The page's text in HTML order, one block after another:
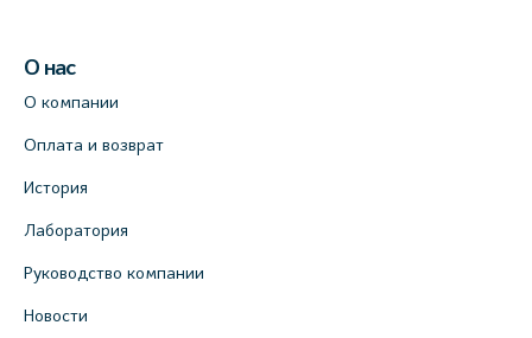
О нас
О компании
Оплата и возврат
История
Лаборатория
Руководство компании
Новости